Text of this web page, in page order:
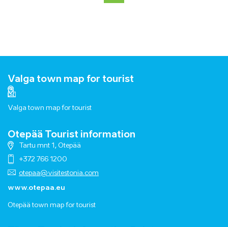
Valga town map for tourist
Valga town map for tourist
Otepää Tourist information
Tartu mnt 1, Otepää
+372 766 1200
otepaa@visitestonia.com
www.otepaa.eu
Otepää town map for tourist